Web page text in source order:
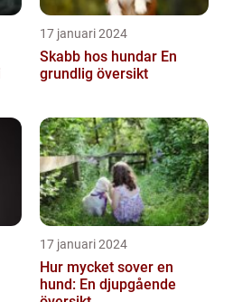
17 januari 2024
Skabb hos hundar En
grundlig översikt
17 januari 2024
Hur mycket sover en
hund: En djupgående